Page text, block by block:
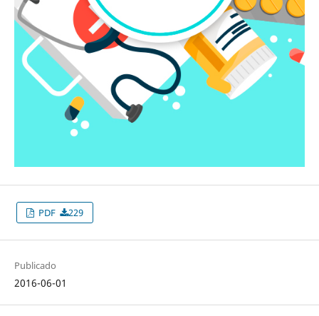
PDF 229
Publicado
2016-06-01